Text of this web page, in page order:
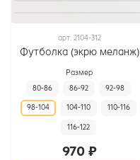
арт. 2104-312
Футболка (экрю меланж)
Размер
80-86 86-92 92-98
98-104 104-110 110-116
116-122
970 ₽